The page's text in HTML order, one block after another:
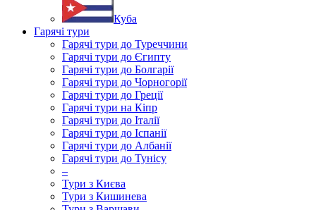
Куба
Гарячі тури
Гарячі тури до Туреччини
Гарячі тури до Єгипту
Гарячі тури до Болгарії
Гарячі тури до Чорногорії
Гарячі тури до Греції
Гарячі тури на Кіпр
Гарячі тури до Італії
Гарячі тури до Іспанії
Гарячі тури до Албанії
Гарячі тури до Тунісу
–
Тури з Києва
Тури з Кишинева